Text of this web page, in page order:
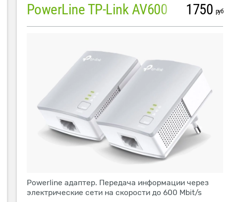
PowerLine TP-Link AV600 1750 руб
Powerline адаптер. Передача информации через
электрические сети на скорости до 600 Mbit/s